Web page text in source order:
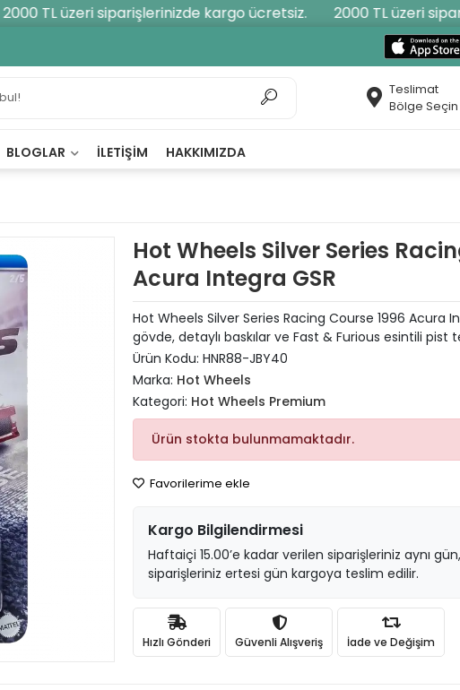
TL üzeri siparişlerinizde kargo ücretsiz. 2000 TL üzeri
Teslimat
Bölge Seçin
BLOGLAR İLETIŞIM HAKKIMIZDA
Hot Wheels Silver Series
Acura Integra GSR
Hot Wheels Silver Series Racing Course 1996 Acura
gövde, detaylı baskılar ve Fast & Furious esintili pist
Ürün Kodu: HNR88-JBY40
Marka: Hot Wheels
Kategori: Hot Wheels Premium
Ürün stokta bulunmamaktadır.
Favorilerime ekle
Kargo Bilgilendirmesi
Haftaiçi 15.00’e kadar verilen siparişleriniz aynı
siparişleriniz ertesi gün kargoya teslim edilir.
Hızlı Gönderi Güvenli Alışveriş İade ve Değişim